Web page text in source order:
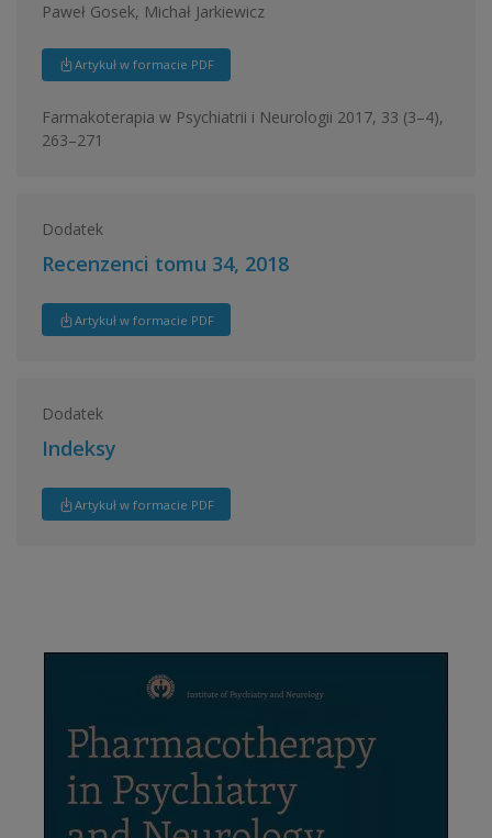
Paweł Gosek, Michał Jarkiewicz
Artykuł w formacie PDF
Farmakoterapia w Psychiatrii i Neurologii 2017, 33 (3–4),
263–271
Dodatek
Recenzenci tomu 34, 2018
Artykuł w formacie PDF
Dodatek
Indeksy
Artykuł w formacie PDF